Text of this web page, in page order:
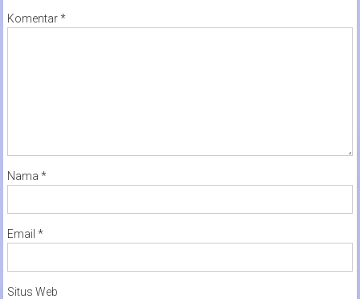
Komentar*
Nama *
Email *
Situs Web